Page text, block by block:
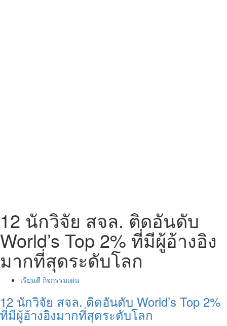
12 นักวิจัย สจล. ติดอันดับ
World’s Top 2% ที่มีผู้อ้างอิง
มากที่สุดระดับโลก
เรียนดี กิจกรรมเด่น
12 นักวิจัย สจล. ติดอันดับ World’s Top 2%
ที่มีผู้อ้างอิงมากที่สุดระดับโลก